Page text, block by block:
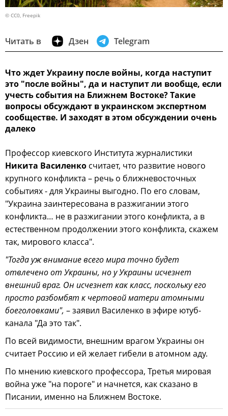
© CC0, Freepik
Читать в Дзен Telegram
Что ждет Украину после войны, когда наступит
это "после войны", да и наступит ли вообще, если
учесть события на Ближнем Востоке? Такие
вопросы обсуждают в украинском экспертном
сообществе. И заходят в этом обсуждении очень
далеко
Профессор киевского Института журналистики
Никита Василенко считает, что развитие нового
крупного конфликта – речь о ближневосточных
событиях - для Украины выгодно. По его словам,
"Украина заинтересована в разжигании этого
конфликта… не в разжигании этого конфликта, а в
естественном продолжении этого конфликта, скажем
так, мирового класса".
"Тогда уж внимание всего мира точно будет
отвлечено от Украины, но у Украины исчезнет
внешний враг. Он исчезнет как класс, поскольку его
просто разбомбят к чертовой матери атомными
боеголовками", – заявил Василенко в эфире ютуб-
канала "Да это так".
По всей видимости, внешним врагом Украины он
считает Россию и ей желает гибели в атомном аду.
По мнению киевского профессора, Третья мировая
война уже "на пороге" и начнется, как сказано в
Писании, именно на Ближнем Востоке.